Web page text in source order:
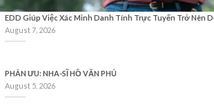
EDD Giúp Việc Xác Minh Danh Tính Trực Tuyến Trở Nên
August 7, 2026
PHÂN ƯU: NHA-SĨ HỒ VĂN PHÚ
August 5, 2026